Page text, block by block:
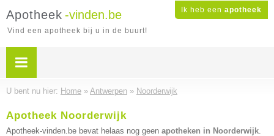
Ik heb een apotheek
Apotheek -vinden.be
Vind een apotheek bij u in de buurt!
U bent nu hier: Home » Antwerpen » Noorderwijk
Apotheek Noorderwijk
Apotheek-vinden.be bevat helaas nog geen apotheken in Noorderwijk.